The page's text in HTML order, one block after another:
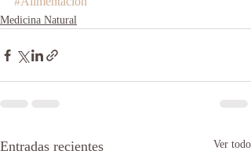
Medicina Natural
Entradas recientes Ver todo